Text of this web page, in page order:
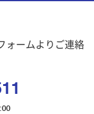
ォームよりご連絡